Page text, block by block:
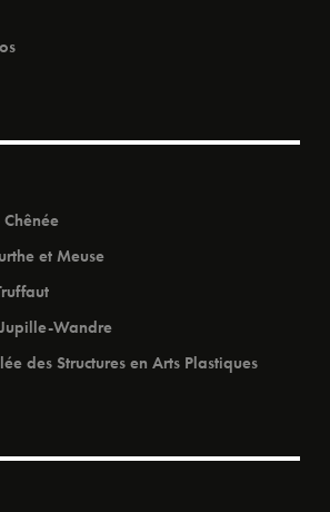
et Meuse
Wandre
des Structures en Arts Plastiques